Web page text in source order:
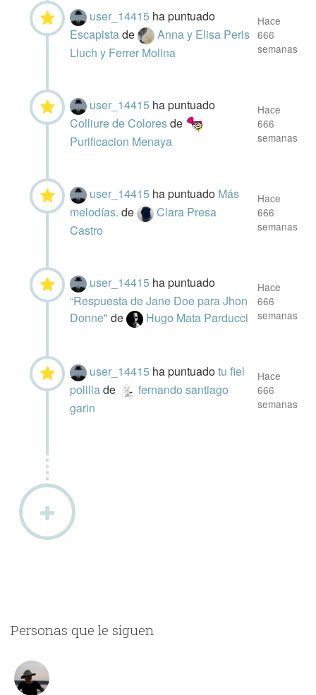
user_14415 ha puntuado
Escapistade
Anna y Elisa Peris
Lluch y Ferrer Molina
Hace
666
semanas
user_14415 ha puntuado
Colliure de Coloresde
Purificacion Menaya
Hace
666
semanas
user_14415 ha puntuado Más
melodías.de
Clara Presa
Castro
Hace
666
semanas
user_14415 ha puntuado
“Respuesta de Jane Doe para Jhon
Donne"de Hugo Mata Parducci
Hace
666
semanas
user_14415 ha puntuadotu fiel
polillade
fernando santiago
garin
Hace
666
semanas
Personas que le siguen